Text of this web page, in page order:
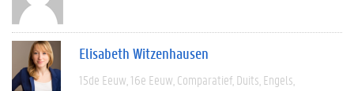
Elisabeth Witzenhausen
15de Eeuw 16e Eeuw Comparatief Duits Engels